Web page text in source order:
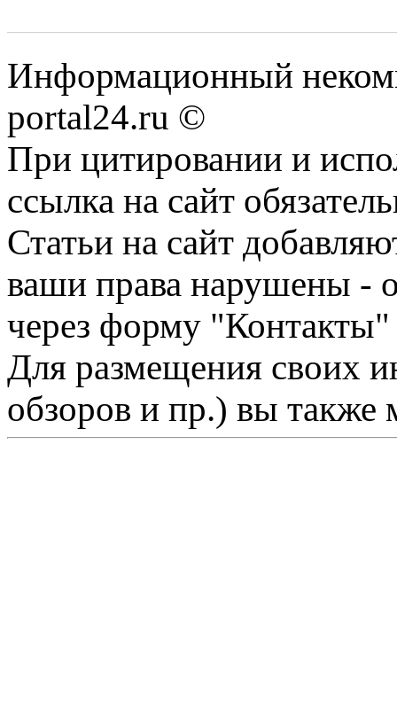
Информационный
portal24.ru ©
При цитировании и
ссылка на сайт
Статьи на сайт
ваши права нарушены -
через форму "Контакты"
Для размещения своих
обзоров и пр.) вы также